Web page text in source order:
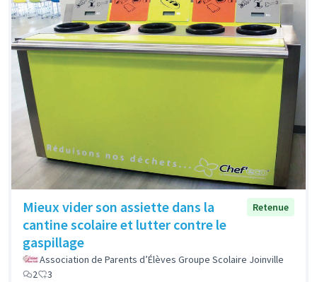
Mieux vider son assiette dans la
cantine scolaire et lutter contre le
gaspillage
Retenue
Association de Parents d’Élèves Groupe Scolaire Joinville
2
3